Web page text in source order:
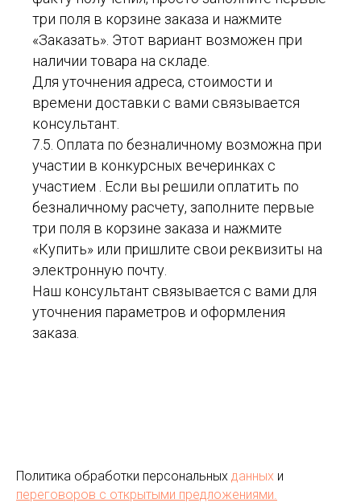
три поля в корзине заказа и нажмите
«Заказать». Этот вариант возможен при
наличии товара на складе.
Для уточнения адреса, стоимости и
времени доставки с вами связывается
консультант.
7.5. Оплата по безналичному возможна при
участии в конкурсных вечеринках с
участием . Если вы решили оплатить по
безналичному расчету, заполните первые
три поля в корзине заказа и нажмите
«Купить» или пришлите свои реквизиты на
электронную почту.
Наш консультант связывается с вами для
уточнения параметров и оформления
заказа.
Политика обработки персональных данных и
переговоров с открытыми предложениями.